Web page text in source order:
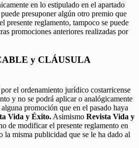
en lo estipulado en el apartado
presuponer algún otro premio que
presente reglamento, tampoco se puede
promociones anteriores realizadas por
y CLÁUSULA
el ordenamiento jurídico costarricense
y no se podrá aplicar o analógicamente
promoción que en el pasado haya
Vida y Éxito. Asimismo Revista Vida y
de modificar el presente reglamento en
la misma publicidad que se le ha dado al